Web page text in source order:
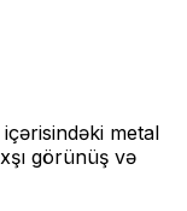
metal
görünüş və